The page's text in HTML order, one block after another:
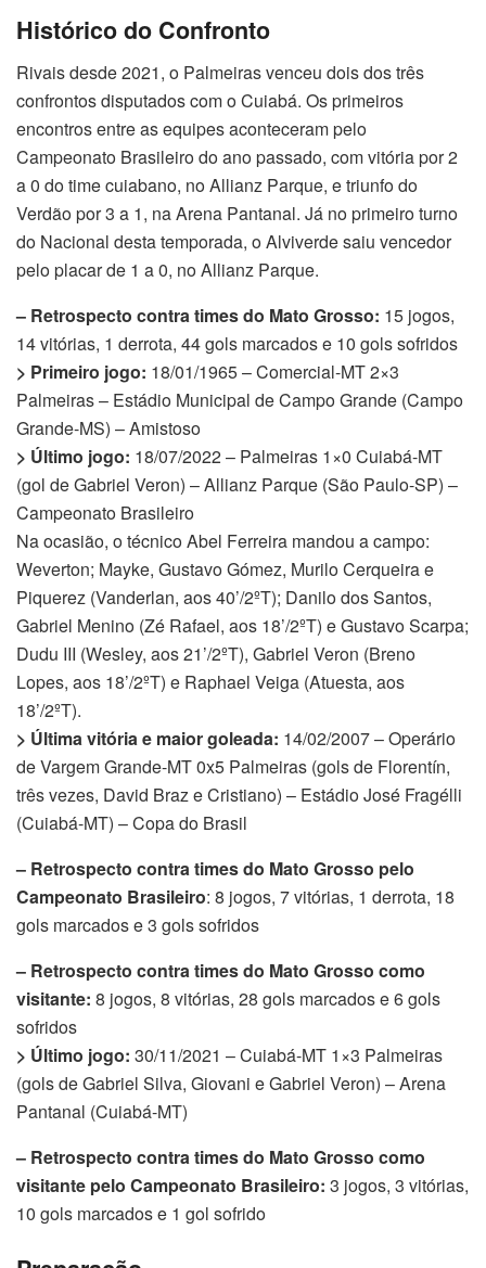
Histórico do Confronto
Rivais desde 2021, o Palmeiras venceu dois dos três
confrontos disputados com o Cuiabá. Os primeiros
encontros entre as equipes aconteceram pelo
Campeonato Brasileiro do ano passado, com vitória por 2
a 0 do time cuiabano, no Allianz Parque, e triunfo do
Verdão por 3 a 1, na Arena Pantanal. Já no primeiro turno
do Nacional desta temporada, o Alviverde saiu vencedor
pelo placar de 1 a 0, no Allianz Parque.
– Retrospecto contra times do Mato Grosso: 15 jogos,
14 vitórias, 1 derrota, 44 gols marcados e 10 gols sofridos
> Primeiro jogo: 18/01/1965 – Comercial-MT 2×3
Palmeiras – Estádio Municipal de Campo Grande (Campo
Grande-MS) – Amistoso
> Último jogo: 18/07/2022 – Palmeiras 1×0 Cuiabá-MT
(gol de Gabriel Veron) – Allianz Parque (São Paulo-SP) –
Campeonato Brasileiro
Na ocasião, o técnico Abel Ferreira mandou a campo:
Weverton; Mayke, Gustavo Gómez, Murilo Cerqueira e
Piquerez (Vanderlan, aos 40’/2ºT); Danilo dos Santos,
Gabriel Menino (Zé Rafael, aos 18’/2ºT) e Gustavo Scarpa;
Dudu III (Wesley, aos 21’/2ºT), Gabriel Veron (Breno
Lopes, aos 18’/2ºT) e Raphael Veiga (Atuesta, aos
18’/2ºT).
> Última vitória e maior goleada: 14/02/2007 – Operário
de Vargem Grande-MT 0x5 Palmeiras (gols de Florentín,
três vezes, David Braz e Cristiano) – Estádio José Fragélli
(Cuiabá-MT) – Copa do Brasil
– Retrospecto contra times do Mato Grosso pelo
Campeonato Brasileiro: 8 jogos, 7 vitórias, 1 derrota, 18
gols marcados e 3 gols sofridos
– Retrospecto contra times do Mato Grosso como
visitante: 8 jogos, 8 vitórias, 28 gols marcados e 6 gols
sofridos
> Último jogo: 30/11/2021 – Cuiabá-MT 1×3 Palmeiras
(gols de Gabriel Silva, Giovani e Gabriel Veron) – Arena
Pantanal (Cuiabá-MT)
– Retrospecto contra times do Mato Grosso como
visitante pelo Campeonato Brasileiro: 3 jogos, 3 vitórias,
10 gols marcados e 1 gol sofrido